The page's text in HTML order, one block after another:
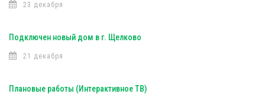
23 декабря
Подключен новый дом в г. Щелково
21 декабря
Плановые работы (Интерактивное ТВ)